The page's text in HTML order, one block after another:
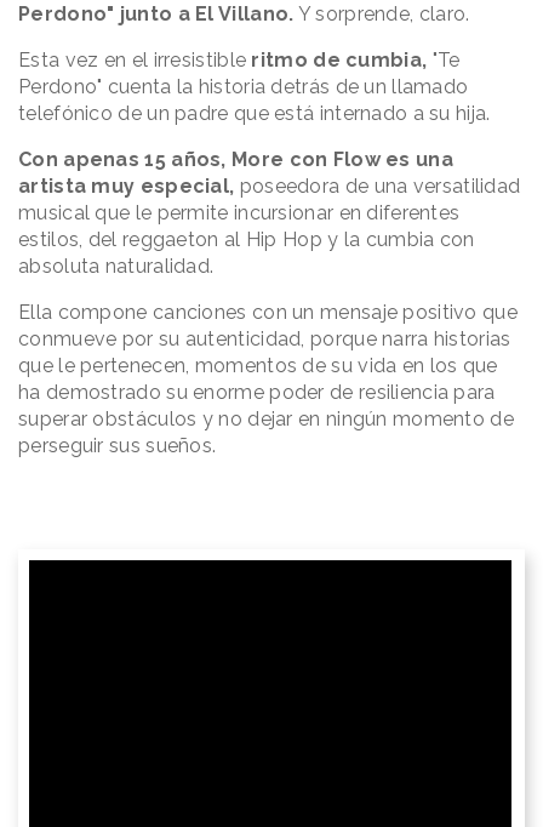
Perdono" junto a El Villano. Y sorprende, claro.
Esta vez en el irresistible ritmo de cumbia, "Te
Perdono" cuenta la historia detrás de un llamado
telefónico de un padre que está internado a su hija.
Con apenas 15 años, More con Flow es una
artista muy especial, poseedora de una versatilidad
musical que le permite incursionar en diferentes
estilos, del reggaeton al Hip Hop y la cumbia con
absoluta naturalidad.
Ella compone canciones con un mensaje positivo que
conmueve por su autenticidad, porque narra historias
que le pertenecen, momentos de su vida en los que
ha demostrado su enorme poder de resiliencia para
superar obstáculos y no dejar en ningún momento de
perseguir sus sueños.